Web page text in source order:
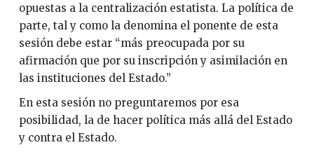
opuestas a la centralización estatista. La política de
parte, tal y como la denomina el ponente de esta
sesión debe estar “más preocupada por su
afirmación que por su inscripción y asimilación en
las instituciones del Estado.”
En esta sesión no preguntaremos por esa
posibilidad, la de hacer política más allá del Estado
y contra el Estado.